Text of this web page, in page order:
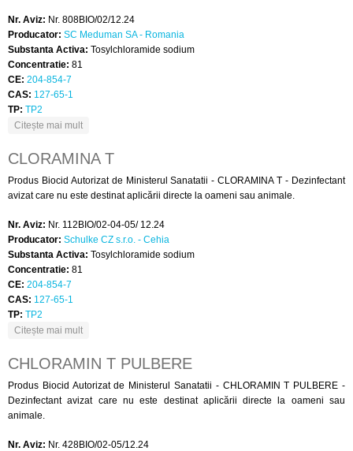
Nr. Aviz: Nr. 808BIO/02/12.24
Producator: SC Meduman SA - Romania
Substanta Activa: Tosylchloramide sodium
Concentratie: 81
CE: 204-854-7
CAS: 127-65-1
TP: TP2
Citește mai mult
CLORAMINA T
Produs Biocid Autorizat de Ministerul Sanatatii - CLORAMINA T - Dezinfectant
avizat care nu este destinat aplicării directe la oameni sau animale.
Nr. Aviz: Nr. 112BIO/02-04-05/ 12.24
Producator: Schulke CZ s.r.o. - Cehia
Substanta Activa: Tosylchloramide sodium
Concentratie: 81
CE: 204-854-7
CAS: 127-65-1
TP: TP2
Citește mai mult
CHLORAMIN T PULBERE
Produs Biocid Autorizat de Ministerul Sanatatii - CHLORAMIN T PULBERE -
Dezinfectant avizat care nu este destinat aplicării directe la oameni sau
animale.
Nr. Aviz: Nr. 428BIO/02-05/12.24